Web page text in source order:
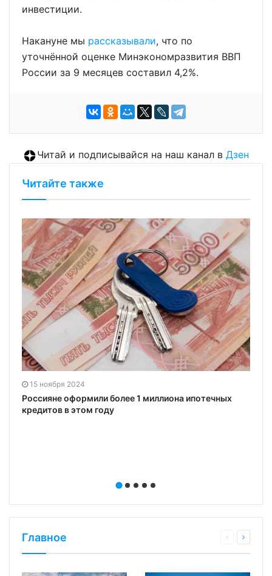
инвестиции.
Накануне мы рассказывали, что по
уточнённой оценке Минэкономразвития ВВП
России за 9 месяцев составил 4,2%.
Читай и подписывайся на наш канал в Дзен
Читайте также
15 ноября 2024
Россияне оформили более 1 миллиона ипотечных
кредитов в этом году
Главное